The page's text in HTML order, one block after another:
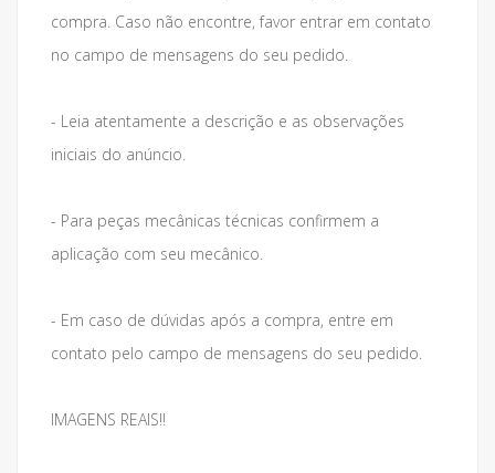
compra. Caso não encontre, favor entrar em contato
no campo de mensagens do seu pedido.
- Leia atentamente a descrição e as observações
iniciais do anúncio.
- Para peças mecânicas técnicas confirmem a
aplicação com seu mecânico.
- Em caso de dúvidas após a compra, entre em
contato pelo campo de mensagens do seu pedido.
IMAGENS REAIS!!